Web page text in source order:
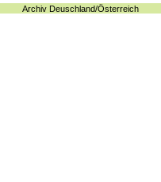
Archiv Deuschland/Österreich